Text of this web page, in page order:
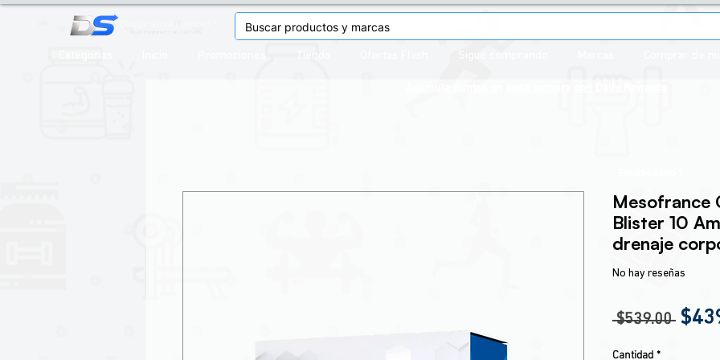
Mesofrance
Blister 10
drenaje
No hay reseñas
$539.00
Cantidad *